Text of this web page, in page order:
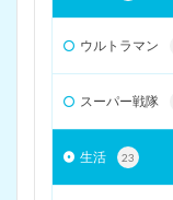
ウルトラマン
スーパー戦隊
生活 23